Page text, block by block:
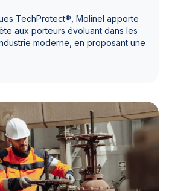
TechProtect®, Molinel apporte
aux porteurs évoluant dans les
moderne, en proposant une